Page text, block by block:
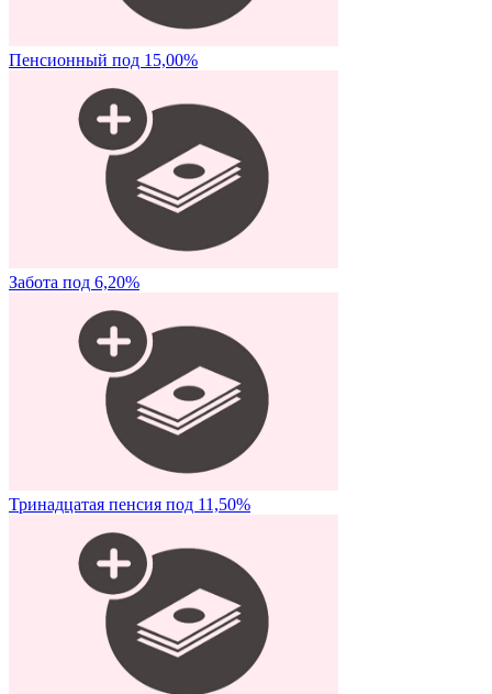
Пенсионный под 15,00%
Забота под 6,20%
Тринадцатая пенсия под 11,50%